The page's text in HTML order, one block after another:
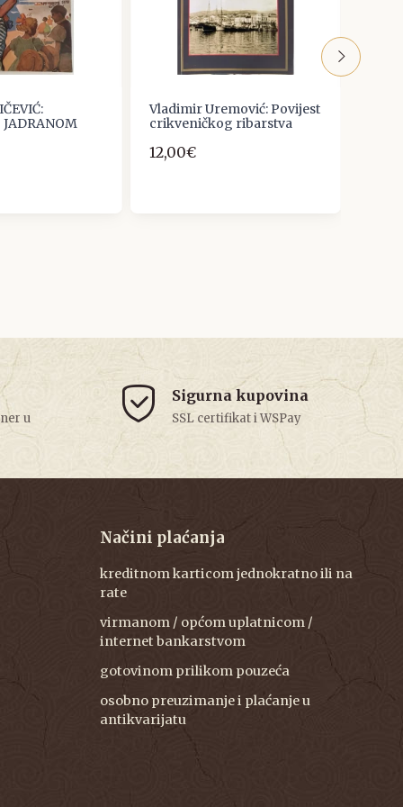
JADRANOM
Vladimir Uremović: Povijest
crikveničkog ribarstva
12,00€
u
Sigurna kupovina
SSL certifikat i WSPay
Načini plaćanja
kreditnom karticom jednokratno ili na
rate
virmanom / općom uplatnicom /
internet bankarstvom
gotovinom prilikom pouzeća
osobno preuzimanje i plaćanje u
antikvarijatu